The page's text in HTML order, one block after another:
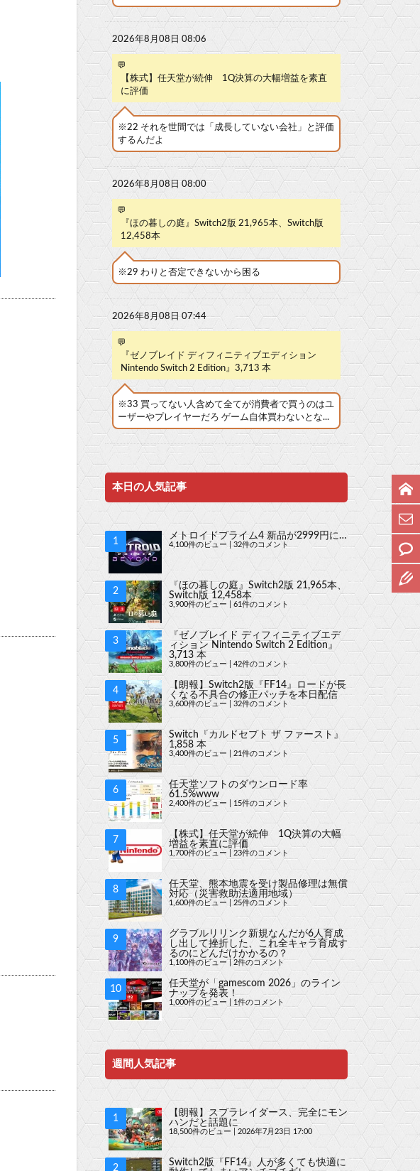
2026年8月08日 08:06
💬
【株式】任天堂が続伸 1Q決算の大幅増益を素直
に評価
※22 それを世間では「成長していない会社」と評価
するんだよ
2026年8月08日 08:00
💬
『ほの暮しの庭』Switch2版 21,965本、Switch版
12,458本
※29 わりと否定できないから困る
2026年8月08日 07:44
💬
『ゼノブレイド ディフィニティブエディション
Nintendo Switch 2 Edition』3,713 本
※33 買ってない人含めて全てが消費者で買うのはユ
ーザーやプレイヤーだろ ゲーム自体買わないとな...
本日の人気記事
メトロイドプライム4 新品が2999円に…
4,100件のビュー 32件のコメント
『ほの暮しの庭』Switch2版 21,965本、
Switch版 12,458本
3,900件のビュー 61件のコメント
『ゼノブレイド ディフィニティブエデ
ィション Nintendo Switch 2 Edition』
3,713 本
3,800件のビュー | 42件のコメント
【朗報】Switch2版『FF14』ロードが長
くなる不具合の修正パッチを本日配信
3,600件のビュー 32件のコメント
Switch『カルドセプト ザ ファースト』
1,858 本
3,400件のビュー 21件のコメント
任天堂ソフトのダウンロード率
61.5%www
2,400件のビュー 15件のコメント
【株式】任天堂が続伸 1Q決算の大幅
増益を素直に評価
1,700件のビュー 23件のコメント
任天堂、熊本地震を受け製品修理は無償
対応（災害救助法適用地域）
1,600件のビュー 25件のコメント
グラブルリリンク新規なんだが6人育成
し出して挫折した、これ全キャラ育成す
るのにどんだけかかるの？
1,100件のビュー|2件のコメント
任天堂が「gamescom 2026」のライン
ナップを発表！
1,000件のビュー 1件のコメント
週間人気記事
【朗報】スプラレイダース、完全にモン
ハンだと話題に
18,500件のビュー 2026年7月23日 17:00
Switch2版『FF14』人が多くても快適に